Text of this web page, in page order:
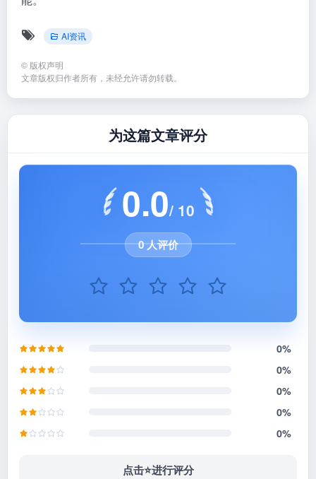
AI资讯
© 版权声明
文章版权归作者所有，未经允许请勿转载。
为这篇文章评分
0.0/ 10
0 人评价
0%
0%
0%
0%
0%
点击⭐️进行评分